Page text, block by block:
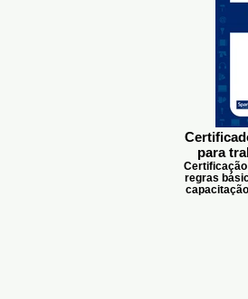
para
regras